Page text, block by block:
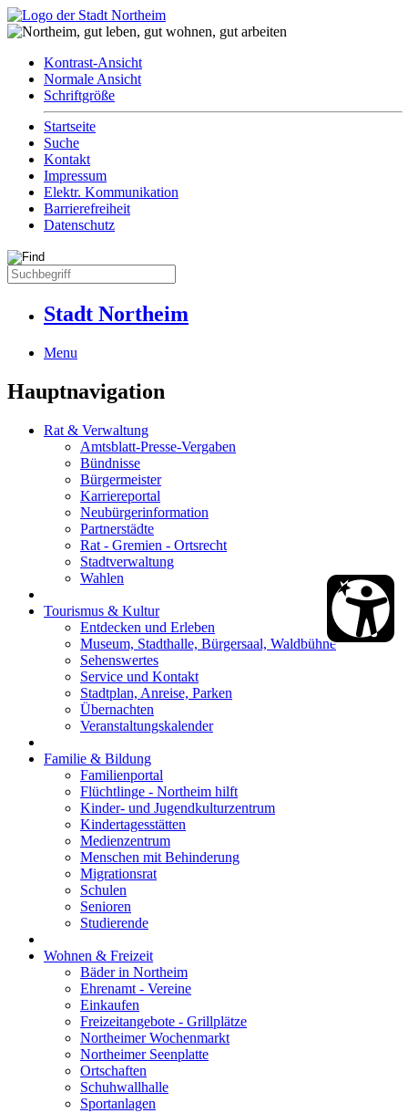
Kontrast-Ansicht
Normale Ansicht
Schriftgröße
Startseite
Suche
Kontakt
Impressum
Elektr. Kommunikation
Barrierefreiheit
Datenschutz
Stadt Northeim
Menu
Hauptnavigation
Rat & Verwaltung
Amtsblatt-Presse-Vergaben
Bündnisse
Bürgermeister
Karriereportal
Neubürgerinformation
Partnerstädte
Rat - Gremien - Ortsrecht
Stadtverwaltung
Wahlen
Tourismus & Kultur
Entdecken und Erleben
Museum, Stadthalle, Bürgersaal, Waldbühne
Sehenswertes
Service und Kontakt
Stadtplan, Anreise, Parken
Übernachten
Veranstaltungskalender
Familie & Bildung
Familienportal
Flüchtlinge - Northeim hilft
Kinder- und Jugendkulturzentrum
Kindertagesstätten
Medienzentrum
Menschen mit Behinderung
Migrationsrat
Schulen
Senioren
Studierende
Wohnen & Freizeit
Bäder in Northeim
Ehrenamt - Vereine
Einkaufen
Freizeitangebote - Grillplätze
Northeimer Wochenmarkt
Northeimer Seenplatte
Ortschaften
Schuhwallhalle
Sportanlagen